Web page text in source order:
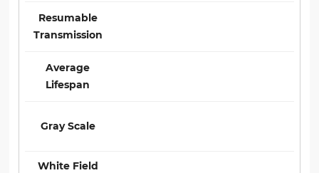
Resumable
Transmission
Average
Lifespan
Gray Scale
White Field